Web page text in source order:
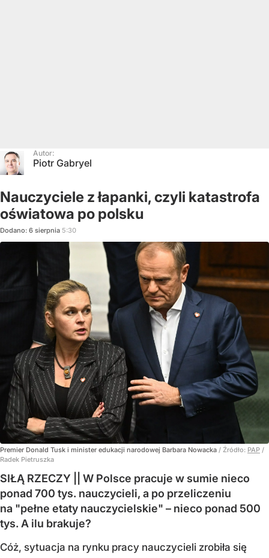
Autor:
Piotr Gabryel
Nauczyciele z łapanki, czyli katastrofa
oświatowa po polsku
Dodano: 6 sierpnia 5:30
Premier Donald Tusk i minister edukacji narodowej Barbara Nowacka / Źródło: PAP /
Radek Pietruszka
SIŁĄ RZECZY || W Polsce pracuje w sumie nieco
ponad 700 tys. nauczycieli, a po przeliczeniu
na "pełne etaty nauczycielskie" – nieco ponad 500
tys. A ilu brakuje?
Cóż, sytuacja na rynku pracy nauczycieli zrobiła się